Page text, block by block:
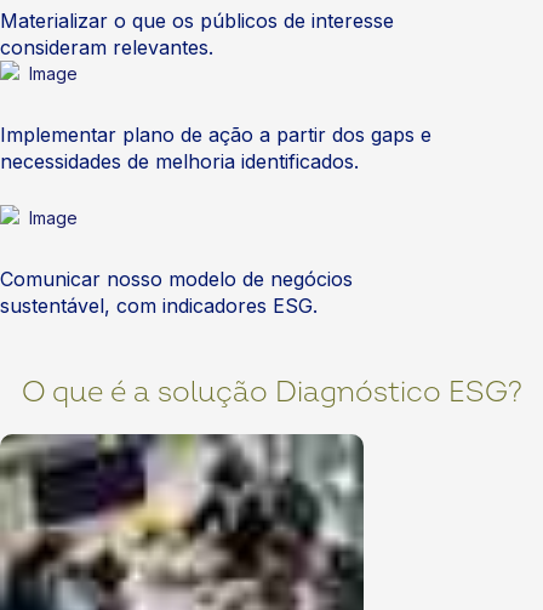
Materializar o que os públicos de interesse
consideram relevantes.
Implementar plano de ação a partir dos gaps e
necessidades de melhoria identificados.
Comunicar nosso modelo de negócios
sustentável, com indicadores ESG.
O que é a solução Diagnóstico ESG?